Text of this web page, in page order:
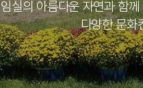
임실의 아름다운 자연과 함
다양한 문화